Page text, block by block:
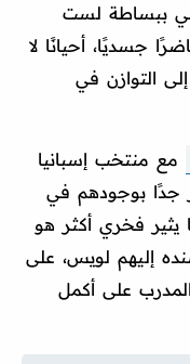
ببساطة لست
جسديًا، أحيانًا لا
التوازن في
مع منتخب إسبانيا
جدًا بوجودهم في
يثير فخري أكثر هو
إليهم لويس، على
على أكمل